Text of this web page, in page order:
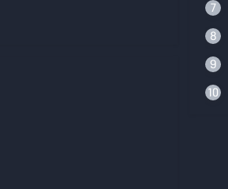
7
8
9
10